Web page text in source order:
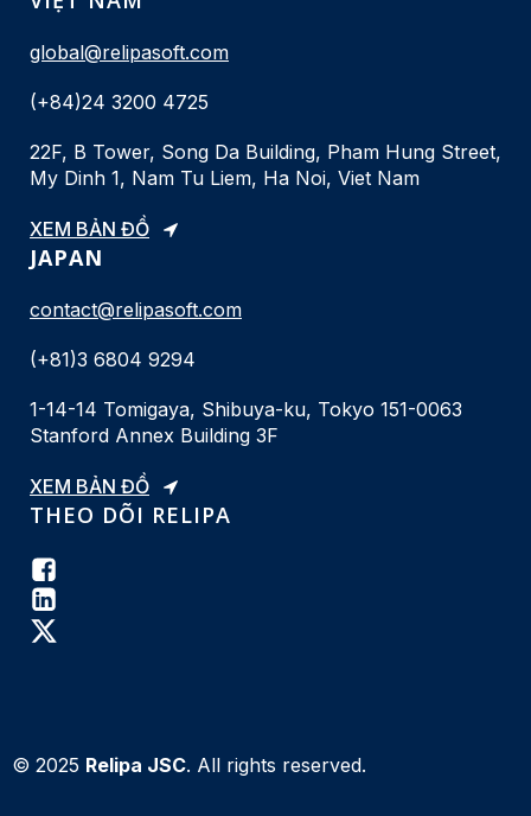
global@relipasoft.com
(+84)24 3200 4725
22F, B Tower, Song Da Building, Pham Hung Street,
My Dinh 1, Nam Tu Liem, Ha Noi, Viet Nam
XEM BẢN ĐỒ
JAPAN
contact@relipasoft.com
(+81)3 6804 9294
1-14-14 Tomigaya, Shibuya-ku, Tokyo 151-0063
Stanford Annex Building 3F
XEM BẢN ĐỒ
THEO DÕI RELIPA
© 2025 Relipa JSC. All rights reserved.